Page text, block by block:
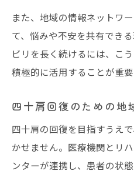
また、地域の情報ネットワ
て、悩みや不安を共有でき
ビリを長く続けるには、こ
積極的に活用することが重要
四十肩回復のための地
四十肩の回復を目指すうえ
かせません。医療機関とリ
ンターが連携し、患者の状